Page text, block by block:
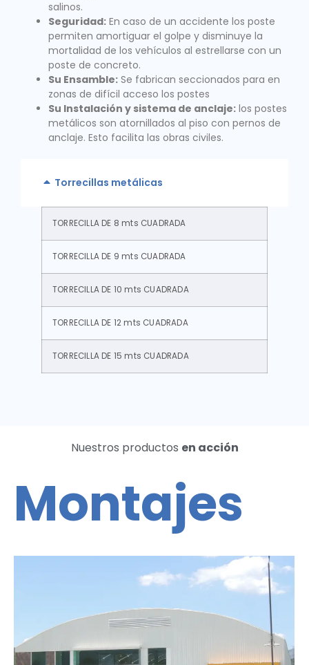
salinos.
Seguridad: En caso de un accidente los poste
permiten amortiguar el golpe y disminuye la
mortalidad de los vehículos al estrellarse con un
poste de concreto.
Su Ensamble: Se fabrican seccionados para en
zonas de difícil acceso los postes
Su Instalación y sistema de anclaje: los postes
metálicos son atornillados al piso con pernos de
anclaje. Esto facilita las obras civiles.
Torrecillas metálicas
TORRECILLA DE 8 mts CUADRADA
TORRECILLA DE 9 mts CUADRADA
TORRECILLA DE 10 mts CUADRADA
TORRECILLA DE 12 mts CUADRADA
TORRECILLA DE 15 mts CUADRADA
Nuestros productos en acción
Montajes